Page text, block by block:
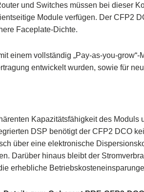
und Switches müssen bei dieser
Module verfügen. Der CFP2
Faceplate-Dichte.
einem vollständig „Pay-as-you-grow“-
entwickelt wurden, sowie für
Kapazitätsfähigkeit des Moduls
DSP benötigt der CFP2 DCO
über eine elektronische
Darüber hinaus bleibt der
erhebliche